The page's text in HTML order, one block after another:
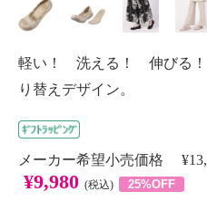
軽い！ 洗える！ 伸びる
り替えデザイン。
メーカー希望小売価格
¥9,980 (税込) 25%OFF